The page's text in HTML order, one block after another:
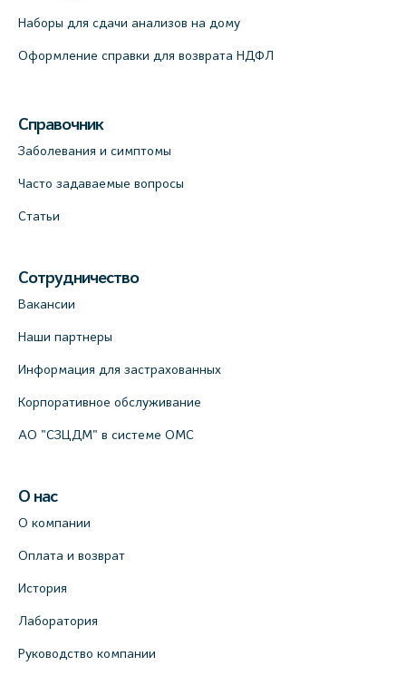
Наборы для сдачи анализов на дому
Оформление справки для возврата НДФЛ
Справочник
Заболевания и симптомы
Часто задаваемые вопросы
Статьи
Сотрудничество
Вакансии
Наши партнеры
Информация для застрахованных
Корпоративное обслуживание
АО "СЗЦДМ" в системе ОМС
О нас
О компании
Оплата и возврат
История
Лаборатория
Руководство компании